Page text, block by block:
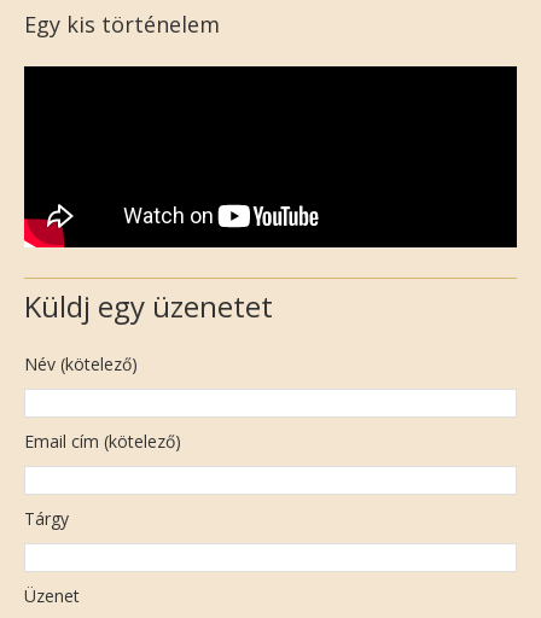
Egy kis történelem
Küldj egy üzenetet
Név (kötelező)
Email cím (kötelező)
Tárgy
Üzenet